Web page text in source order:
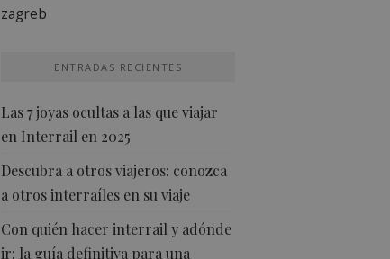
zagreb
ENTRADAS RECIENTES
Las 7 joyas ocultas a las que viajar
en Interrail en 2025
Descubra a otros viajeros: conozca
a otros interraíles en su viaje
Con quién hacer interrail y adónde
ir: la guía definitiva para una